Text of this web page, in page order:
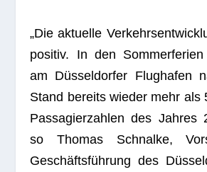
„Die aktu­elle
posi­tiv. In den
am Düs­sel­dor­fer Flug­ha­fen
Stand bereits wie­der mehr als
Pas­sa­gier­zah­len des Jah­res
so Tho­mas Schnalke,
Geschäfts­füh­rung des